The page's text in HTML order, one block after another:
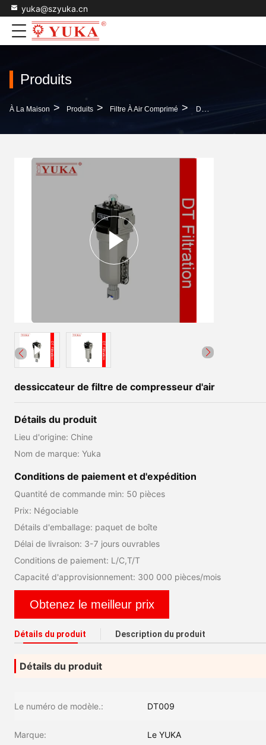
yuka@szyuka.cn
Produits
À La Maison > Produits > Filtre À Air Comprimé > Dessiccateur De Filtre De Compresseur D'air
dessiccateur de filtre de compresseur d'air
Détails du produit
Lieu d'origine: Chine
Nom de marque: Yuka
Conditions de paiement et d'expédition
Quantité de commande min: 50 pièces
Prix: Négociable
Détails d'emballage: paquet de boîte
Délai de livraison: 3-7 jours ouvrables
Conditions de paiement: L/C,T/T
Capacité d'approvisionnement: 300 000 pièces/mois
Obtenez le meilleur prix
Détails du produit Description du produit
Détails du produit
Le numéro de modèle.: DT009
Marque: Le YUKA